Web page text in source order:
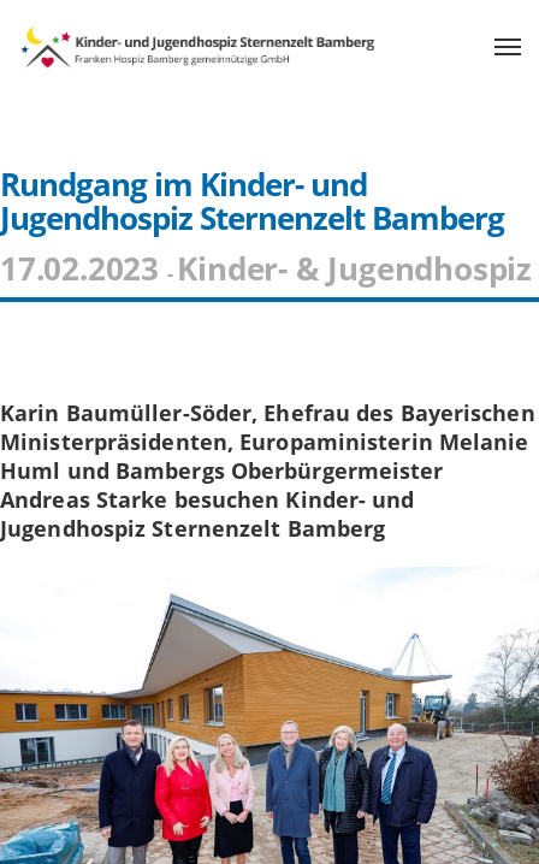
Rundgang im Kinder- und
Jugendhospiz Sternenzelt Bamberg
17.02.2023 - Kinder- & Jugendhospiz
Karin Baumüller-Söder, Ehefrau des Bayerischen
Ministerpräsidenten, Europaministerin Melanie
Huml und Bambergs Oberbürgermeister
Andreas Starke besuchen Kinder- und
Jugendhospiz Sternenzelt Bamberg